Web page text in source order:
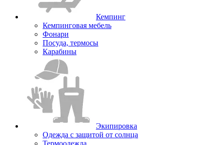
Кемпинг
Кемпинговая мебель
Фонари
Посуда, термосы
Карабины
Экипировка
Одежда с защитой от солнца
Термоодежда